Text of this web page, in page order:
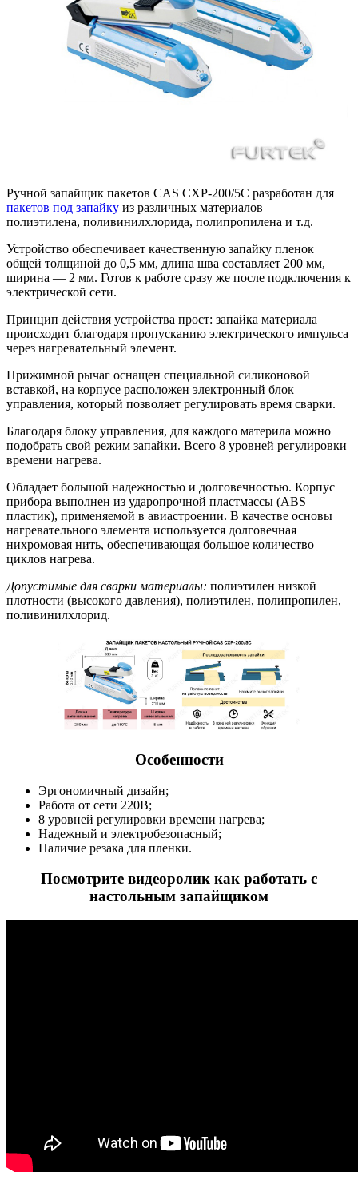
Ручной запайщик пакетов CAS CXP-200/5С разработан для
пакетов под запайку из различных материалов —
полиэтилена, поливинилхлорида, полипропилена и т.д.
Устройство обеспечивает качественную запайку пленок
общей толщиной до 0,5 мм, длина шва составляет 200 мм,
ширина — 2 мм. Готов к работе сразу же после подключения к
электрической сети.
Принцип действия устройства прост: запайка материала
происходит благодаря пропусканию электрического импульса
через нагревательный элемент.
Прижимной рычаг оснащен специальной силиконовой
вставкой, на корпусе расположен электронный блок
управления, который позволяет регулировать время сварки.
Благодаря блоку управления, для каждого материла можно
подобрать свой режим запайки. Всего 8 уровней регулировки
времени нагрева.
Обладает большой надежностью и долговечностью. Корпус
прибора выполнен из ударопрочной пластмассы (ABS
пластик), применяемой в авиастроении. В качестве основы
нагревательного элемента используется долговечная
нихромовая нить, обеспечивающая большое количество
циклов нагрева.
Допустимые для сварки материалы: полиэтилен низкой
плотности (высокого давления), полиэтилен, полипропилен,
поливинилхлорид.
Особенности
Эргономичный дизайн;
Работа от сети 220В;
8 уровней регулировки времени нагрева;
Надежный и электробезопасный;
Наличие резака для пленки.
Посмотрите видеоролик как работать с
настольным запайщиком